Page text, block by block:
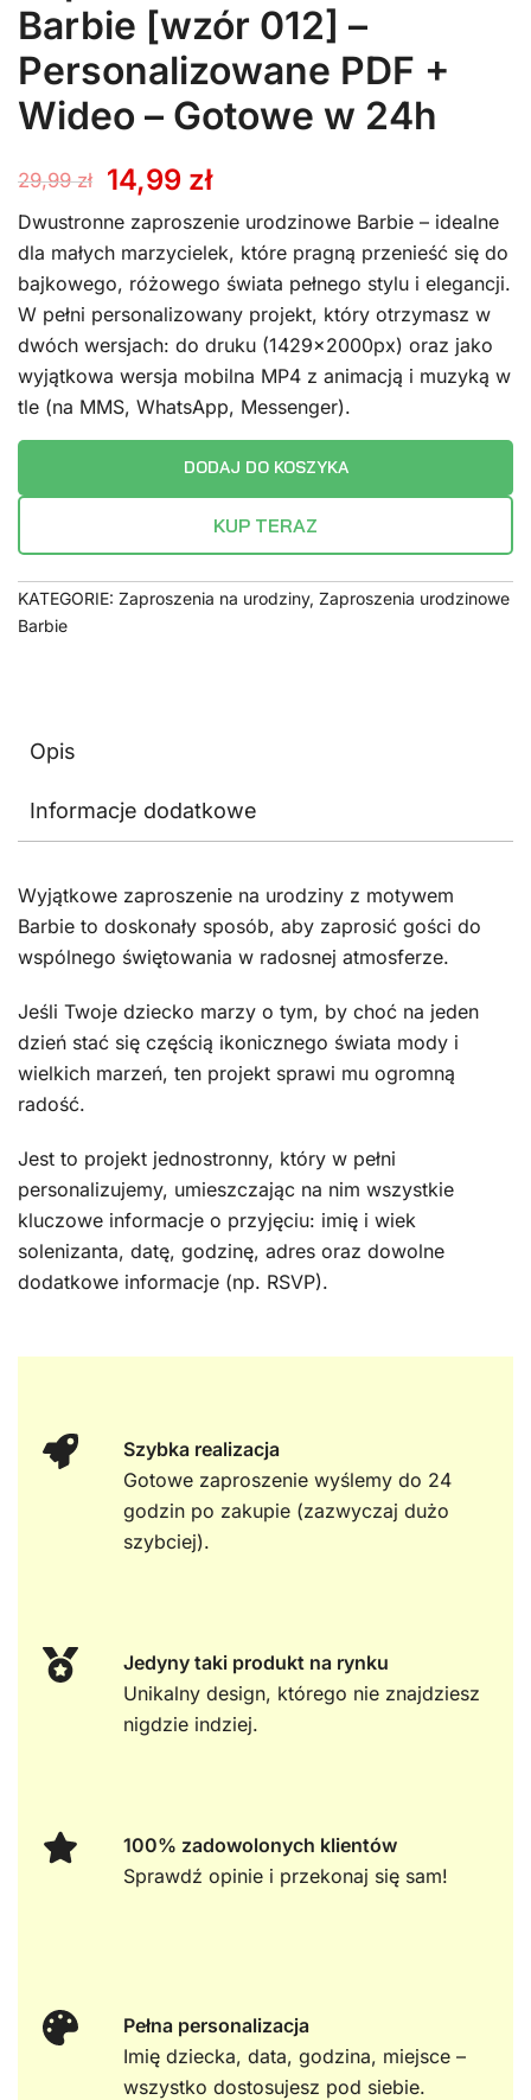
Barbie [wzór 012] –
Personalizowane PDF +
Wideo – Gotowe w 24h
29,99zł
Pierwotna
cena
wynosiła:
29,99 zł.
14,99 złAktualna
cena
wynosi:
14,99 zł.
Dwustronne zaproszenie urodzinowe Barbie – idealne
dla małych marzycielek, które pragną przenieść się do
bajkowego, różowego świata pełnego stylu i elegancji.
W pełni personalizowany projekt, który otrzymasz w
dwóch wersjach: do druku (1429x2000px) oraz jako
wyjątkowa wersja mobilna MP4 z animacją i muzyką w
tle (na MMS, WhatsApp, Messenger).
DODAJ DO KOSZYKA
KUP TERAZ
KATEGORIE: Zaproszenia na urodziny, Zaproszenia urodzinowe
Barbie
Opis
Informacje dodatkowe
Wyjątkowe zaproszenie na urodziny z motywem
Barbie to doskonały sposób, aby zaprosić gości do
wspólnego świętowania w radosnej atmosferze.
Jeśli Twoje dziecko marzy o tym, by choć na jeden
dzień stać się częścią ikonicznego świata mody i
wielkich marzeń, ten projekt sprawi mu ogromną
radość.
Jest to projekt jednostronny, który w pełni
personalizujemy, umieszczając na nim wszystkie
kluczowe informacje o przyjęciu: imię i wiek
solenizanta, datę, godzinę, adres oraz dowolne
dodatkowe informacje (np. RSVP).
Szybka realizacja
Gotowe zaproszenie wyślemy do 24
godzin po zakupie (zazwyczaj dużo
szybciej).
Jedyny taki produkt na rynku
Unikalny design, którego nie znajdziesz
nigdzie indziej.
100% zadowolonych klientów
Sprawdź opinie i przekonaj się sam!
Pełna personalizacja
Imię dziecka, data, godzina, miejsce –
wszystko dostosujesz pod siebie.